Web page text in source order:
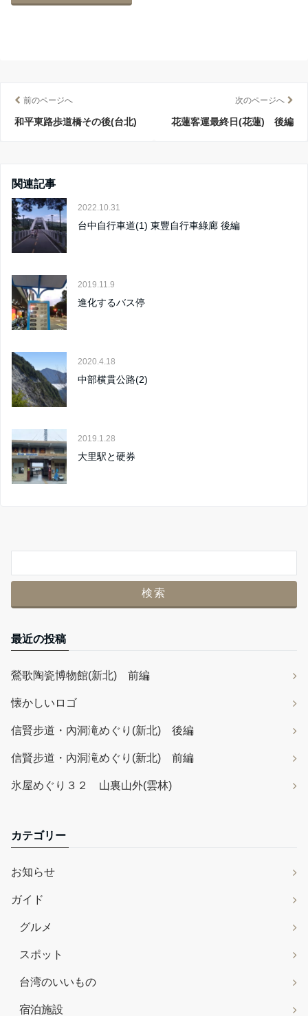
前のページへ
和平東路歩道橋その後(台北)
次のページへ
花蓮客運最終日(花蓮) 後編
関連記事
2022.10.31
台中自行車道(1) 東豐自行車綠廊 後編
2019.11.9
進化するバス停
2020.4.18
中部横貫公路(2)
2019.1.28
大里駅と硬券
最近の投稿
鶯歌陶瓷博物館(新北) 前編
懐かしいロゴ
信賢步道・內洞滝めぐり(新北) 後編
信賢步道・內洞滝めぐり(新北) 前編
氷屋めぐり３２ 山裏山外(雲林)
カテゴリー
お知らせ
ガイド
グルメ
スポット
台湾のいいもの
宿泊施設